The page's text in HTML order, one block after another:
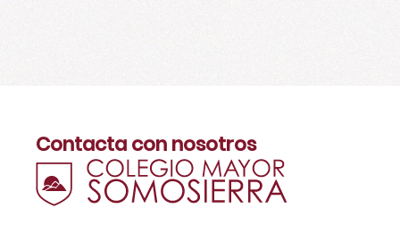
Contacta con nosotros